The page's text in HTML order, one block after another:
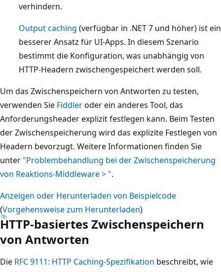
verhindern.
Output caching (verfügbar in .NET 7 und höher) ist ein
besserer Ansatz für UI-Apps. In diesem Szenario
bestimmt die Konfiguration, was unabhängig von
HTTP-Headern zwischengespeichert werden soll.
Um das Zwischenspeichern von Antworten zu testen,
verwenden Sie Fiddleroder ein anderes Tool, das
Anforderungsheader explizit festlegen kann. Beim Testen
der Zwischenspeicherung wird das explizite Festlegen von
Headern bevorzugt. Weitere Informationen finden Sie
unter "Problembehandlung bei der Zwischenspeicherung
von Reaktions-Middleware > ".
Anzeigen oder Herunterladen von Beispielcode
(Vorgehensweise zum Herunterladen)
HTTP-basiertes Zwischenspeichern
von Antworten
Die RFC 9111: HTTP Caching-Spezifikation beschreibt, wie